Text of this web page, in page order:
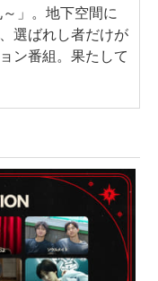
」。地下空間に
選ばれし者だけが
ン番組。果たして